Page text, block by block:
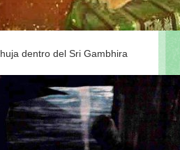
dentro del Sri Gambhira